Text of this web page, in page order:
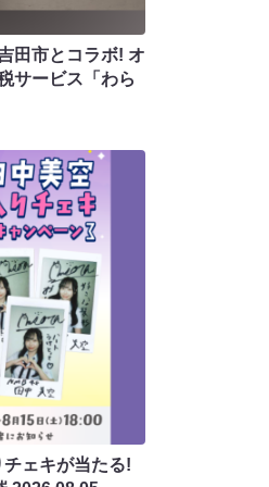
田市とコラボ! オ
サービス「わら
ェキが当たる!